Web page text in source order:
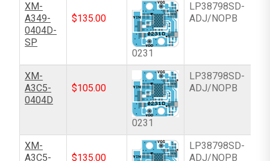
XM-
A349-
0404D-
SP
$135.00
0231
LP38798SD-
ADJ/NOPB
XM-
A3C5-
0404D
$105.00
0231
LP38798SD-
ADJ/NOPB
XM-
A3C5-
$135.00
LP38798SD-
ADJ/NOPB